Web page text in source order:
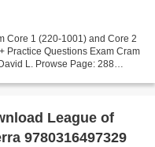
Core 1 (220-1001) and Core 2
Practice Questions Exam Cram
L. Prowse Page: 288
League of
9780316497329